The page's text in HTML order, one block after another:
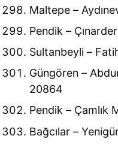
Maltepe –
Pendik –
Sultanbeyli –
Güngören –
20864
Pendik – Çamlık
Bağcılar –